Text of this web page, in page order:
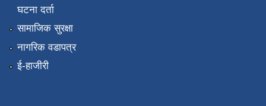
घटना दर्ता
सामाजिक सुरक्षा
नागरिक वडापत्र
ई-हाजीरी